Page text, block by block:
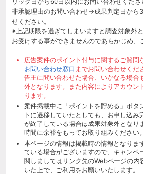
非承認理由のお問い合わせ→成果判定日から
せください。
※上記期限を過ぎてしまいますと調査対象外
お受けする事ができませんのであらかじめ、
広告案件のポイント付与に関するご質問
お問い合わせ窓口 までお問い合わせくだ
告主に問い合わせた場合、いかなる場合
外となります。また内容によりアカウン
ります。
案件掲載中に「ポイントを貯める」ボタ
トに遷移していたとしても、お申し込み
が終了している場合は成果対象外となり
時間に余裕をもってお取り組みください。
本ページの情報は掲載時の情報となりま
ている場合がございますので、キャンペ
関しましてはリンク先のWebページの内
いた上で、ご利用をお願いいたします。